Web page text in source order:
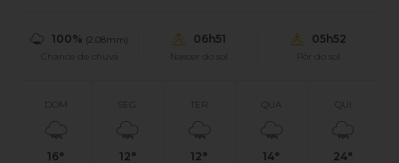
100% (2.08mm)
Chance de chuva
06h51
Nascer do sol
05h52
Pôr do sol
DOM
16°
SEG
12°
TER
12°
QUA
14°
24°